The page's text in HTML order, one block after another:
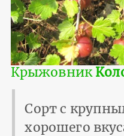
Крыжовник
Сорт с
хорошего